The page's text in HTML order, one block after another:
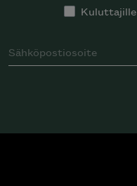
Kuluttajille